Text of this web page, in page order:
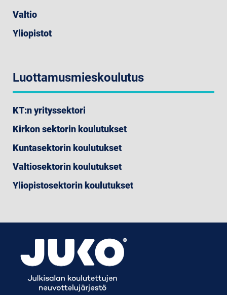
Valtio
Yliopistot
Luottamusmieskoulutus
KT:n yrityssektori
Kirkon sektorin koulutukset
Kuntasektorin koulutukset
Valtiosektorin koulutukset
Yliopistosektorin koulutukset